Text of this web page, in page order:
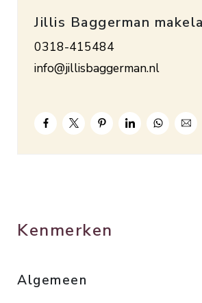
62 m². Energielabel D. De
€ 159,77 per maand. Het
verwarming bedraagt € 50,- per
verschuldigd.
Jillis Baggerman
0318-415484
info@jillisbaggerman.nl
Kenmerken
Algemeen